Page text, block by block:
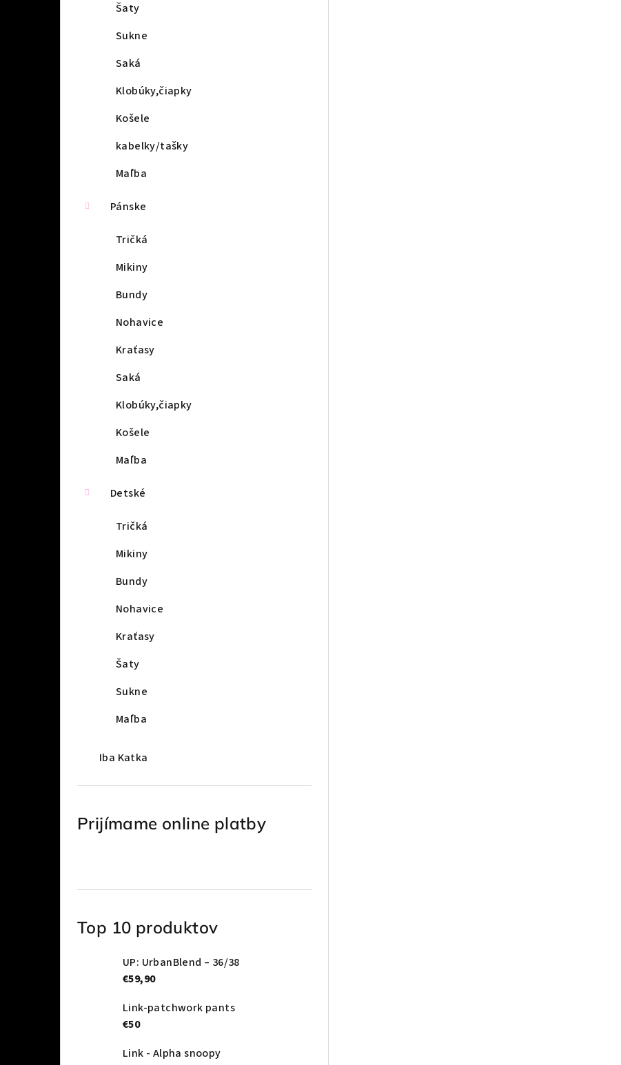
Šaty
Sukne
Saká
Klobúky,čiapky
Košele
kabelky/tašky
Maľba
Pánske
Tričká
Mikiny
Bundy
Nohavice
Kraťasy
Saká
Klobúky,čiapky
Košele
Maľba
Detské
Tričká
Mikiny
Bundy
Nohavice
Kraťasy
Šaty
Sukne
Maľba
Iba Katka
Prijímame online platby
Top 10 produktov
UP: UrbanBlend – 36/38
€59,90
Link-patchwork pants
€50
Link - Alpha snoopy